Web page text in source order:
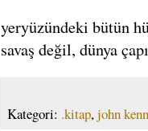
yeryüzündeki bütün
savaş değil, dünya
Kategori: .kitap,john